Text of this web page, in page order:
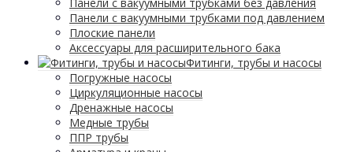
Панели с вакуумными трубками под давлением
Плоские панели
Аксессуары для расширительного бака
Фитинги, трубы и насосы
Погружные насосы
Циркуляционные насосы
Дренажные насосы
Медные трубы
ППР трубы